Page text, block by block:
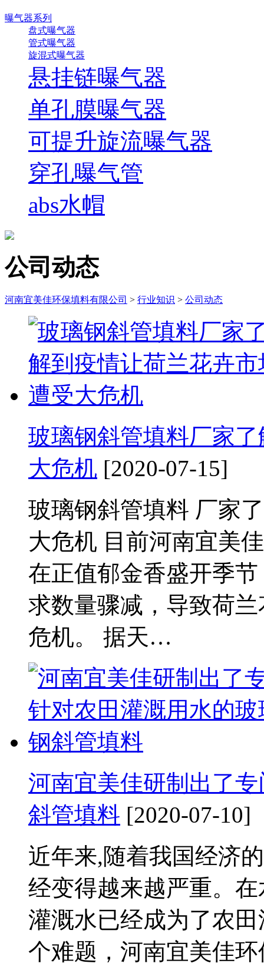
曝气器系列
盘式曝气器
管式曝气器
旋混式曝气器
悬挂链曝气器
单孔膜曝气器
可提升旋流曝气器
穿孔曝气管
abs水帽
公司动态
河南宜美佳环保填料有限公司 > 行业知识 > 公司动态
玻璃钢斜管填料厂家
大危机 [2020-07-15]
玻璃钢斜管填料 厂家
大危机 目前河南宜美
在正值郁金香盛开季
求数量骤减，导致荷
危机。 据天…
河南宜美佳研制出了
斜管填料 [2020-07-10]
近年来,随着我国经济
经变得越来越严重。
灌溉水已经成为了农
个难题，河南宜美佳